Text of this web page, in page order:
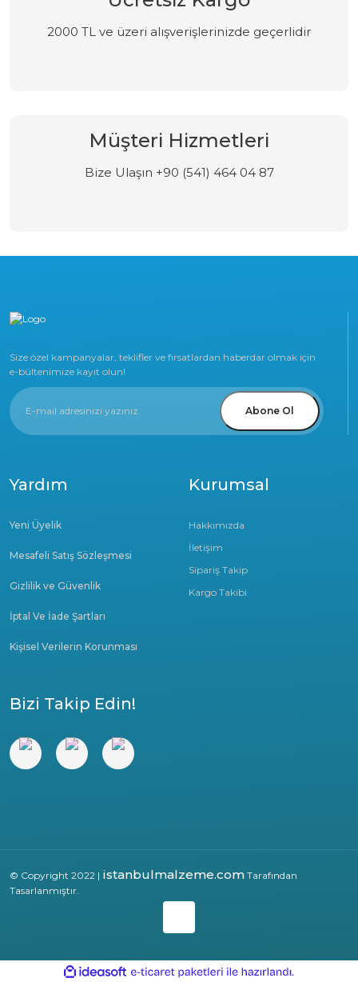
2000 TL ve üzeri alışverişlerinizde geçerlidir
Müşteri Hizmetleri
Bize Ulaşın +90 (541) 464 04 87
Size özel kampanyalar, teklifler ve fırsatlardan haberdar olmak için
e-bültenimize kayıt olun!
Abone Ol
Kurumsal
Hakkımızda
İletişim
Sipariş Takip
Kargo Takibi
Yardım
Yeni Üyelik
Mesafeli Satış Sözleşmesi
Gizlilik ve Güvenlik
İptal Ve İade Şartları
Kişisel Verilerin Korunması
Bizi Takip Edin!
© Copyright 2022 | istanbulmalzeme.com Tarafından
Tasarlanmıştır.
ideasoft
e-